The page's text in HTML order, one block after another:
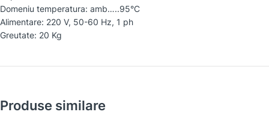
Domeniu temperatura: amb…..95°C
Alimentare: 220 V, 50-60 Hz, 1 ph
Greutate: 20 Kg
Produse similare